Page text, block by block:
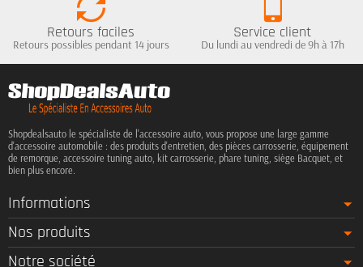
Retours faciles
Retours possibles pendant 14 jours
Service client
Du lundi au vendredi de 9h à 17h
Shopdealsauto le spécialiste de l'accessoire auto, vous propose une large gamme
d'accessoire automobile : des produits d'entretien, des pièces carrosserie, équipement
de remorque, accessoire tuning auto, kit carrosserie, phare tuning, siège Bacquet, et
bien plus encore.
Informations
Nos produits
Notre société